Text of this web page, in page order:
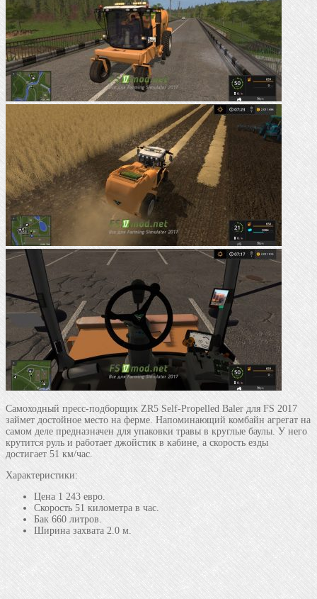
Самоходный пресс-подборщик ZR5 Self-Propelled Baler для FS 2017
займет достойное место на ферме. Напоминающий комбайн агрегат на
самом деле предназначен для упаковки травы в круглые баулы. У него
крутится руль и работает джойстик в кабине, а скорость езды
достигает 51 км/час.
Характеристики:
Цена 1 243 евро.
Скорость 51 километра в час.
Бак 660 литров.
Ширина захвата 2.0 м.